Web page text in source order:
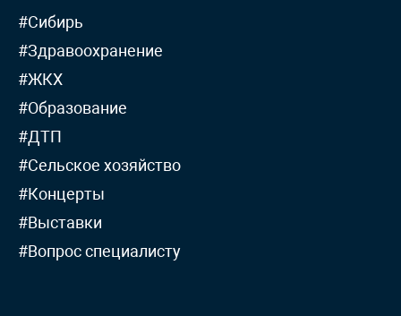
#Сибирь
#Здравоохранение
#ЖКХ
#Образование
#ДТП
#Сельское хозяйство
#Концерты
#Выставки
#Вопрос специалисту